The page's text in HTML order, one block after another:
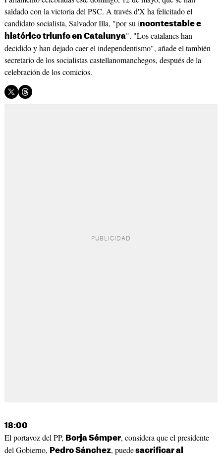
saldado con la victoria del PSC. A través d'X ha felicitado el
candidato socialista, Salvador Illa, "por su incontestable e
histórico triunfo en Catalunya". "Los catalanes han
decidido y han dejado caer el independentismo", añade el también
secretario de los socialistas castellanomanchegos, después de la
celebración de los comicios.
18:00
El portavoz del PP, Borja Sémper, considera que el presidente
del Gobierno, Pedro Sánchez, puedesacrificar al